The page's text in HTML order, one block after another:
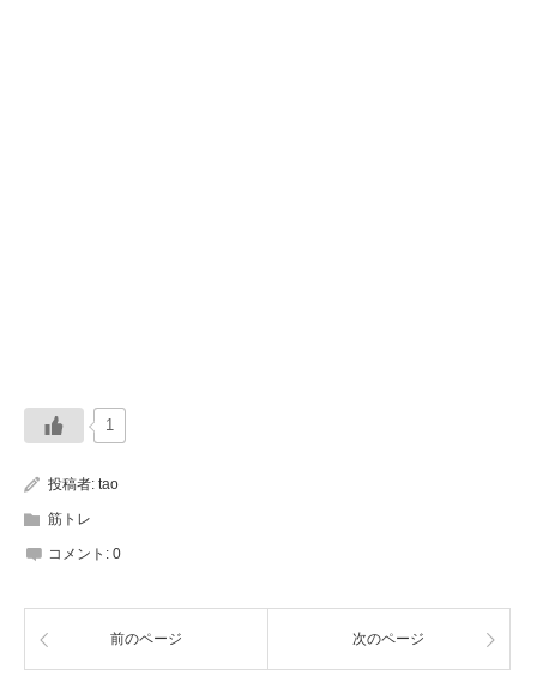
1
投稿者: tao
筋トレ
コメント: 0
前のページ 次のページ